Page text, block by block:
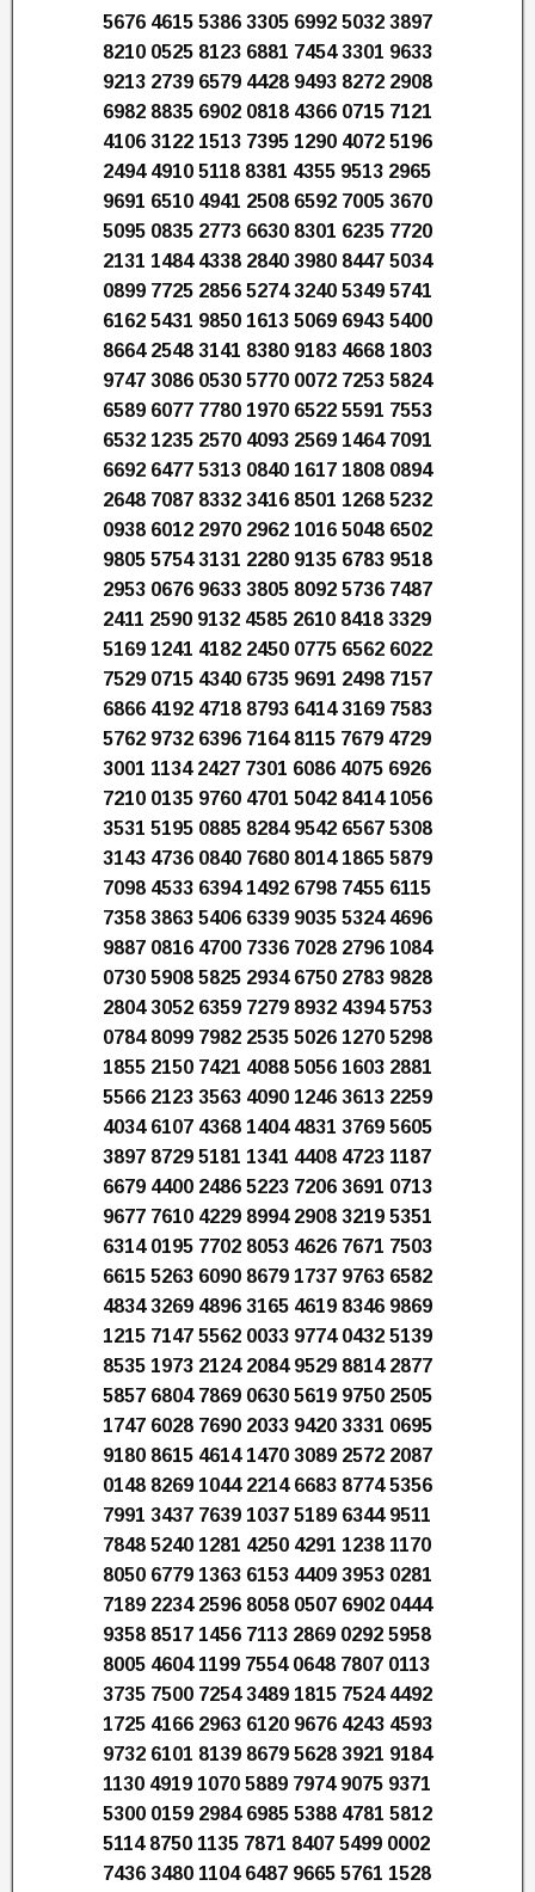
5676 4615 5386 3305 6992 5032 3897
8210 0525 8123 6881 7454 3301 9633
9213 2739 6579 4428 9493 8272 2908
6982 8835 6902 0818 4366 0715 7121
4106 3122 1513 7395 1290 4072 5196
2494 4910 5118 8381 4355 9513 2965
9691 6510 4941 2508 6592 7005 3670
5095 0835 2773 6630 8301 6235 7720
2131 1484 4338 2840 3980 8447 5034
0899 7725 2856 5274 3240 5349 5741
6162 5431 9850 1613 5069 6943 5400
8664 2548 3141 8380 9183 4668 1803
9747 3086 0530 5770 0072 7253 5824
6589 6077 7780 1970 6522 5591 7553
6532 1235 2570 4093 2569 1464 7091
6692 6477 5313 0840 1617 1808 0894
2648 7087 8332 3416 8501 1268 5232
0938 6012 2970 2962 1016 5048 6502
9805 5754 3131 2280 9135 6783 9518
2953 0676 9633 3805 8092 5736 7487
2411 2590 9132 4585 2610 8418 3329
5169 1241 4182 2450 0775 6562 6022
7529 0715 4340 6735 9691 2498 7157
6866 4192 4718 8793 6414 3169 7583
5762 9732 6396 7164 8115 7679 4729
3001 1134 2427 7301 6086 4075 6926
7210 0135 9760 4701 5042 8414 1056
3531 5195 0885 8284 9542 6567 5308
3143 4736 0840 7680 8014 1865 5879
7098 4533 6394 1492 6798 7455 6115
7358 3863 5406 6339 9035 5324 4696
9887 0816 4700 7336 7028 2796 1084
0730 5908 5825 2934 6750 2783 9828
2804 3052 6359 7279 8932 4394 5753
0784 8099 7982 2535 5026 1270 5298
1855 2150 7421 4088 5056 1603 2881
5566 2123 3563 4090 1246 3613 2259
4034 6107 4368 1404 4831 3769 5605
3897 8729 5181 1341 4408 4723 1187
6679 4400 2486 5223 7206 3691 0713
9677 7610 4229 8994 2908 3219 5351
6314 0195 7702 8053 4626 7671 7503
6615 5263 6090 8679 1737 9763 6582
4834 3269 4896 3165 4619 8346 9869
1215 7147 5562 0033 9774 0432 5139
8535 1973 2124 2084 9529 8814 2877
5857 6804 7869 0630 5619 9750 2505
1747 6028 7690 2033 9420 3331 0695
9180 8615 4614 1470 3089 2572 2087
0148 8269 1044 2214 6683 8774 5356
7991 3437 7639 1037 5189 6344 9511
7848 5240 1281 4250 4291 1238 1170
8050 6779 1363 6153 4409 3953 0281
7189 2234 2596 8058 0507 6902 0444
9358 8517 1456 7113 2869 0292 5958
8005 4604 1199 7554 0648 7807 0113
3735 7500 7254 3489 1815 7524 4492
1725 4166 2963 6120 9676 4243 4593
9732 6101 8139 8679 5628 3921 9184
1130 4919 1070 5889 7974 9075 9371
5300 0159 2984 6985 5388 4781 5812
5114 8750 1135 7871 8407 5499 0002
7436 3480 1104 6487 9665 5761 1528